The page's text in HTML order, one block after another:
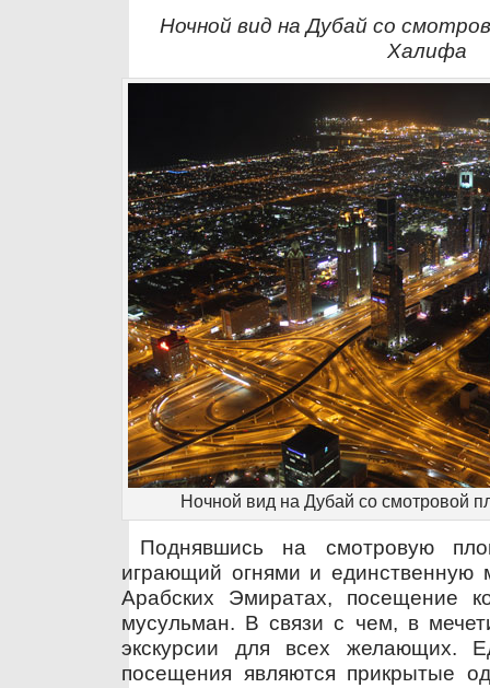
Ночной вид на Дубай со
Халифа
Ночной вид на Дубай со смотровой
Поднявшись на смотровую
играющий огнями и единственную
Арабских Эмиратах, посещение
мусульман. В связи с чем, в
экскурсии для всех желающих.
посещения являются прикрытые